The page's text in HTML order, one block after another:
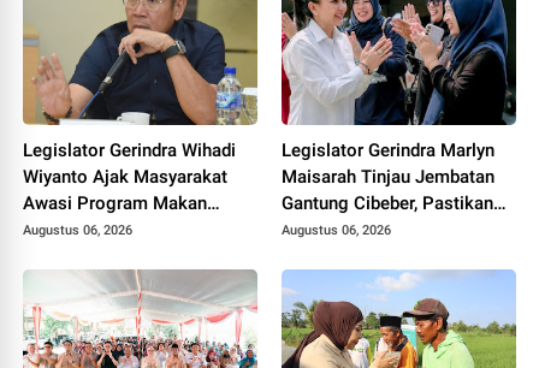
Legislator Gerindra Wihadi
Wiyanto Ajak Masyarakat
Awasi Program Makan
Bergizi Gratis agar Tepat
Augustus 06, 2026
Legislator Gerindra Marlyn
Maisarah Tinjau Jembatan
Gantung Cibeber, Pastikan
Aspirasi Warga Terlaksana
Augustus 06, 2026